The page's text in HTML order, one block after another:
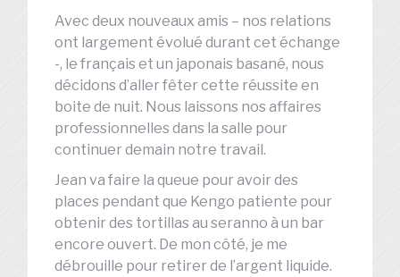
Avec deux nouveaux amis – nos relations
ont largement évolué durant cet échange
-, le français et un japonais basané, nous
décidons d’aller fêter cette réussite en
boite de nuit. Nous laissons nos affaires
professionnelles dans la salle pour
continuer demain notre travail.
Jean va faire la queue pour avoir des
places pendant que Kengo patiente pour
obtenir des tortillas au seranno à un bar
encore ouvert. De mon côté, je me
débrouille pour retirer de l’argent liquide.